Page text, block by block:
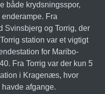
både krydsningsspor,
Fra
Svinsbjerg og Torrig, der
station var et vigtigt
for Maribo-
Fra Torrig var der kun 5
i Kragenæs, hvor
afgange.